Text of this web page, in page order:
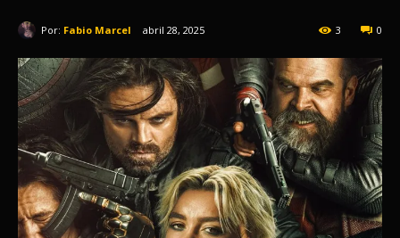
Por: Fabio Marcel abril 28, 2025 0
3